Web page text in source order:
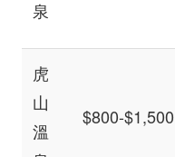
泉
虎
山
溫
$800-$1,500